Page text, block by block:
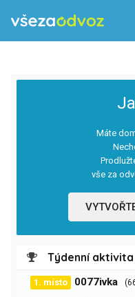
Máte
vše za
Týdenní aktivita
1. místo 0077ivka